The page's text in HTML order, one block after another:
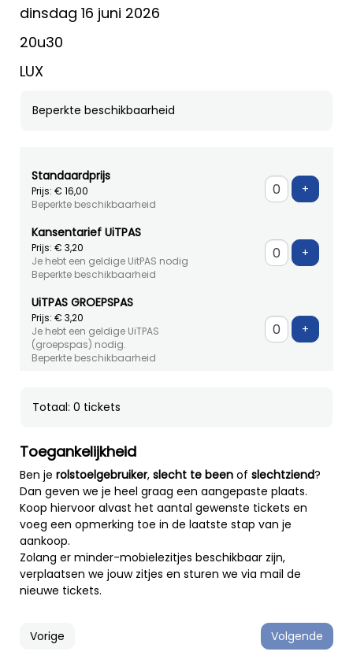
dinsdag 16 juni 2026
20u30
LUX
Beperkte beschikbaarheid
Standaardprijs
Prijs: € 16,00
Beperkte beschikbaarheid
+
Kansentarief UiTPAS
Prijs: € 3,20
Je hebt een geldige UitPAS nodig
Beperkte beschikbaarheid
+
UiTPAS GROEPSPAS
Prijs: € 3,20
Je hebt een geldige UiTPAS
(groepspas) nodig.
Beperkte beschikbaarheid
+
Totaal: 0 tickets
Toegankelijkheid
Ben je rolstoelgebruiker, slecht te been of slechtziend?
Dan geven we je heel graag een aangepaste plaats.
Koop hiervoor alvast het aantal gewenste tickets en
voeg een opmerking toe in de laatste stap van je
aankoop.
Zolang er minder-mobielezitjes beschikbaar zijn,
verplaatsen we jouw zitjes en sturen we via mail de
nieuwe tickets.
Vorige Volgende